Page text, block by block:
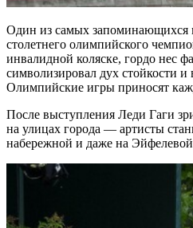
Один из самых запоминающихся
столетнего олимпийского
инвалидной коляске, гордо нес
символизировал дух стойкости и
Олимпийские игры приносят
После выступления Леди Гаги
на улицах города — артисты
набережной и даже на